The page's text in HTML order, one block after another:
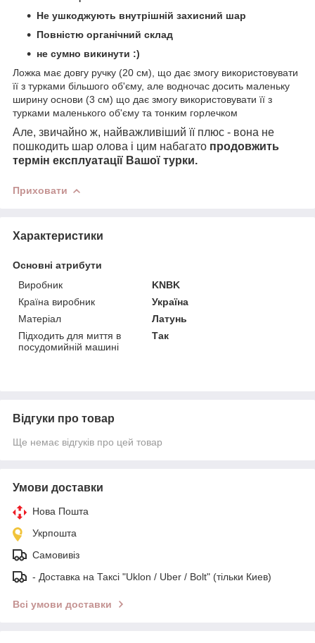
Не ушкоджують внутрішній захисний шар
Повністю органічний склад
не сумно викинути :)
Ложка має довгу ручку (20 см), що дає змогу використовувати
її з турками більшого об'єму, але водночас досить маленьку
ширину основи (3 см) що дає змогу використовувати її з
турками маленького об'єму та тонким горлечком
Але, звичайно ж, найважливіший її плюс - вона не
пошкодить шар олова і цим набагато продовжить
термін експлуатації Вашої турки.
Приховати
Характеристики
Основні атрибути
Виробник
KNBK
Країна виробник
Україна
Матеріал
Латунь
Підходить для миття в
посудомийній машині
Так
Відгуки про товар
Ще немає відгуків про цей товар
Умови доставки
Нова Пошта
Укрпошта
Самовивіз
- Доставка на Таксі "Uklon / Uber / Bolt" (тільки Киев)
Всі умови доставки